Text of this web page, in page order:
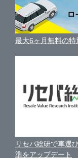
ガリバーの自動
車買い替えの基
近くのお店で車
中古車買取相場
車の個人売買ガ
車種別クチコミ
車比較サイト
利用規約
保険代理店業務
古物営業法に基づ
お客様の声
最大6ヶ月無料の特
リセバ総研で車選
準をアップデート